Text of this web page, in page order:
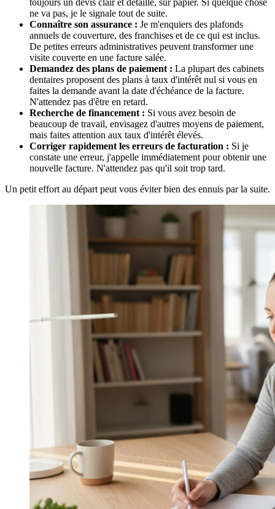
ne va pas, je le signale tout de suite.
Connaître son assurance : Je m'enquiers des plafonds
annuels de couverture, des franchises et de ce qui est inclus.
De petites erreurs administratives peuvent transformer une
visite couverte en une facture salée.
Demandez des plans de paiement : La plupart des cabinets
dentaires proposent des plans à taux d'intérêt nul si vous en
faites la demande avant la date d'échéance de la facture.
N'attendez pas d'être en retard.
Recherche de financement : Si vous avez besoin de
beaucoup de travail, envisagez d'autres moyens de paiement,
mais faites attention aux taux d'intérêt élevés.
Corriger rapidement les erreurs de facturation : Si je
constate une erreur, j'appelle immédiatement pour obtenir une
nouvelle facture. N'attendez pas qu'il soit trop tard.
Un petit effort au départ peut vous éviter bien des ennuis par la suite.